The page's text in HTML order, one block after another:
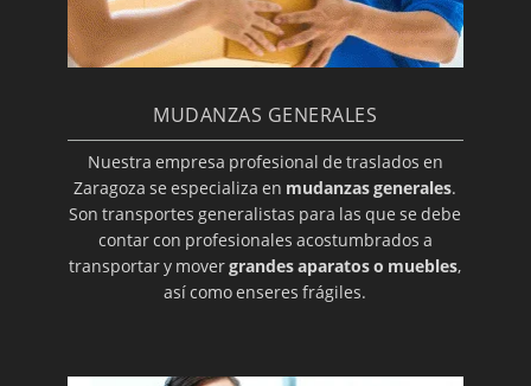
MUDANZAS GENERALES
Nuestra empresa profesional de traslados en
Zaragoza se especializa en mudanzas generales.
Son transportes generalistas para las que se debe
contar con profesionales acostumbrados a
transportar y movergrandes aparatos o muebles,
así como enseres frágiles.